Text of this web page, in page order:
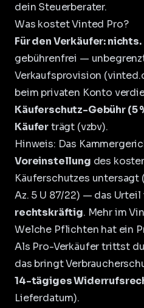
dein Steuerberater.
Was kostet Vinted Pro?
Für den Verkäufer: nichts.
gebührenfrei —
Verkaufsprovision (
beim privaten Konto
Käuferschutz-Gebühr (5
Käuferträgt (vzbv).
Hinweis: Das
Voreinstellung des
Käuferschutzes untersagt
Az. 5 U 87/22) — das Urteil
rechtskräftig. Mehr im
Welche Pflichten hat ein
Als Pro-Verkäufer trittst
das bringt
14-tägiges
Lieferdatum).